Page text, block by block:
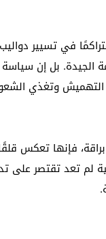
في تسيير دواليب
بل إن سياسة
وتغذي
فإنها تعكس
لم تعد تقتصر على